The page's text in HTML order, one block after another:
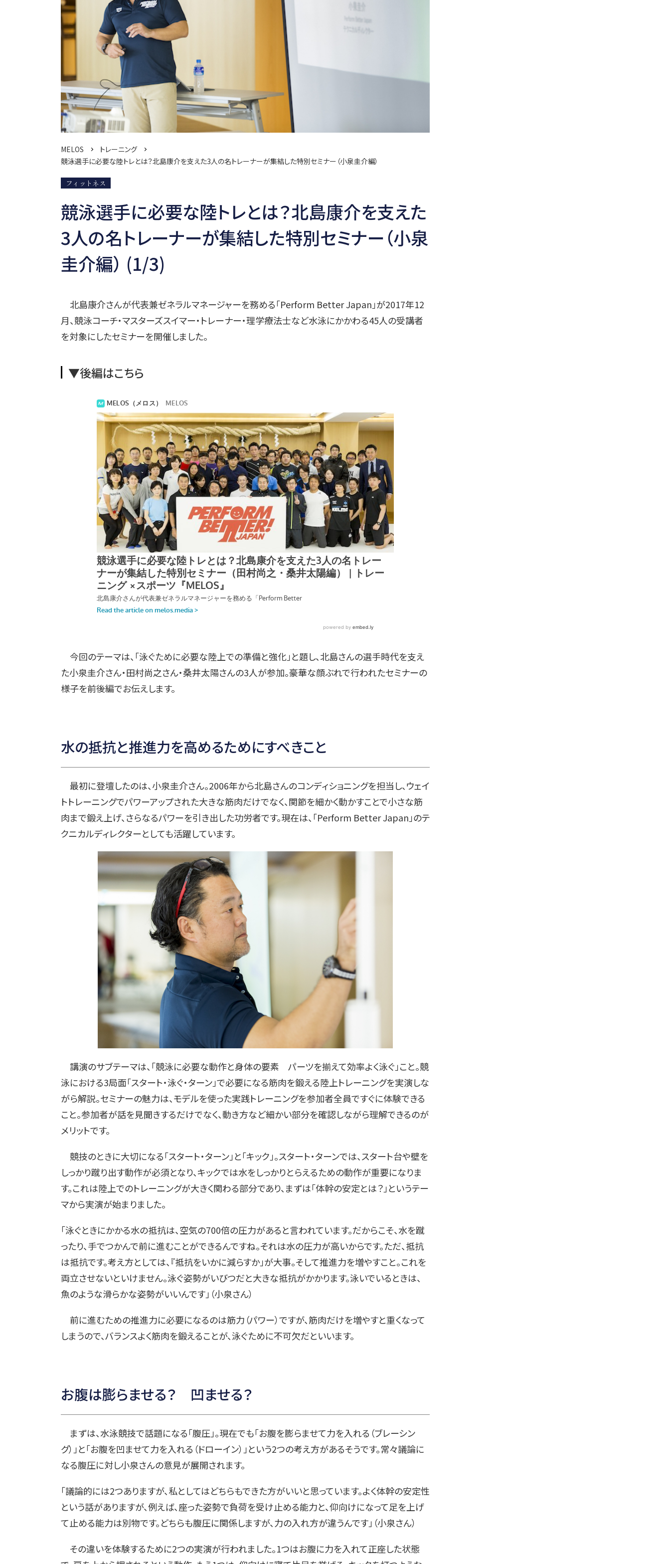
MELOS
トレーニング
競泳選手に必要な陸トレとは？北島康介を支えた3人の名トレーナーが集結した特別セミナー（小泉圭介編）
フィットネス
競泳選手に必要な陸トレとは？北島康介を支えた
3人の名トレーナーが集結した特別セミナー（小泉
圭介編） (1/3)
北島康介さんが代表兼ゼネラルマネージャーを務める「Perform Better Japan」が2017年12
月、競泳コーチ・マスターズスイマー・トレーナー・理学療法士など水泳にかかわる45人の受講者
を対象にしたセミナーを開催しました。
▼後編はこちら
今回のテーマは、「泳ぐために必要な陸上での準備と強化」と題し、北島さんの選手時代を支え
た小泉圭介さん・田村尚之さん・桑井太陽さんの3人が参加。豪華な顔ぶれで行われたセミナーの
様子を前後編でお伝えします。
水の抵抗と推進力を高めるためにすべきこと
最初に登壇したのは、小泉圭介さん。2006年から北島さんのコンディショニングを担当し、ウェイ
トトレーニングでパワーアップされた大きな筋肉だけでなく、関節を細かく動かすことで小さな筋
肉まで鍛え上げ、さらなるパワーを引き出した功労者です。現在は、「Perform Better Japan」のテ
クニカルディレクターとしても活躍しています。
講演のサブテーマは、「競泳に必要な動作と身体の要素 パーツを揃えて効率よく泳ぐ」こと。競
泳における3局面「スタート・泳ぐ・ターン」で必要になる筋肉を鍛える陸上トレーニングを実演しな
がら解説。セミナーの魅力は、モデルを使った実践トレーニングを参加者全員ですぐに体験できる
こと。参加者が話を見聞きするだけでなく、動き方など細かい部分を確認しながら理解できるのが
メリットです。
競技のときに大切になる「スタート・ターン」と「キック」。スタート・ターンでは、スタート台や壁を
しっかり蹴り出す動作が必須となり、キックでは水をしっかりとらえるための動作が重要になりま
す。これは陸上でのトレーニングが大きく関わる部分であり、まずは「体幹の安定とは？」というテー
マから実演が始まりました。
「泳ぐときにかかる水の抵抗は、空気の700倍の圧力があると言われています。だからこそ、水を蹴
ったり、手でつかんで前に進むことができるんですね。それは水の圧力が高いからです。ただ、抵抗
は抵抗です。考え方としては、『抵抗をいかに減らすか」が大事。そして推進力を増やすこと。これを
両立させないといけません。泳ぐ姿勢がいびつだと大きな抵抗がかかります。泳いでいるときは、
魚のような滑らかな姿勢がいいんです」（小泉さん）
前に進むための推進力に必要になるのは筋力（パワー）ですが、筋肉だけを増やすと重くなって
しまうので、バランスよく筋肉を鍛えることが、泳ぐために不可欠だといいます。
お腹は膨らませる？ 凹ませる？
まずは、水泳競技で話題になる「腹圧」。現在でも「お腹を膨らませて力を入れる（ブレーシン
グ）」と「お腹を凹ませて力を入れる（ドローイン）」という2つの考え方があるそうです。常々議論に
なる腹圧に対し小泉さんの意見が展開されます。
「議論的には2つありますが、私としてはどちらもできた方がいいと思っています。よく体幹の安定性
という話がありますが、例えば、座った姿勢で負荷を受け止める能力と、仰向けになって足を上げ
て止める能力は別物です。どちらも腹圧に関係しますが、力の入れ方が違うんです」（小泉さん）
その違いを体験するために2つの実演が行われました。1つはお腹に力を入れて正座した状態